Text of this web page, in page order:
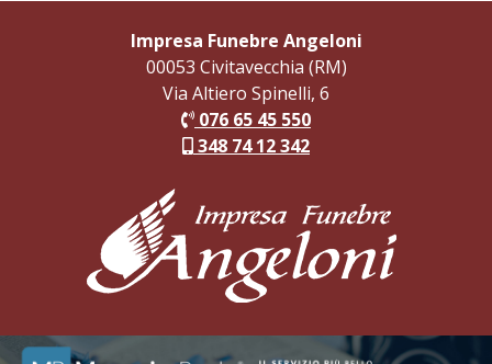
Impresa Funebre Angeloni
00053 Civitavecchia (RM)
Via Altiero Spinelli, 6
076 65 45 550
348 74 12 342